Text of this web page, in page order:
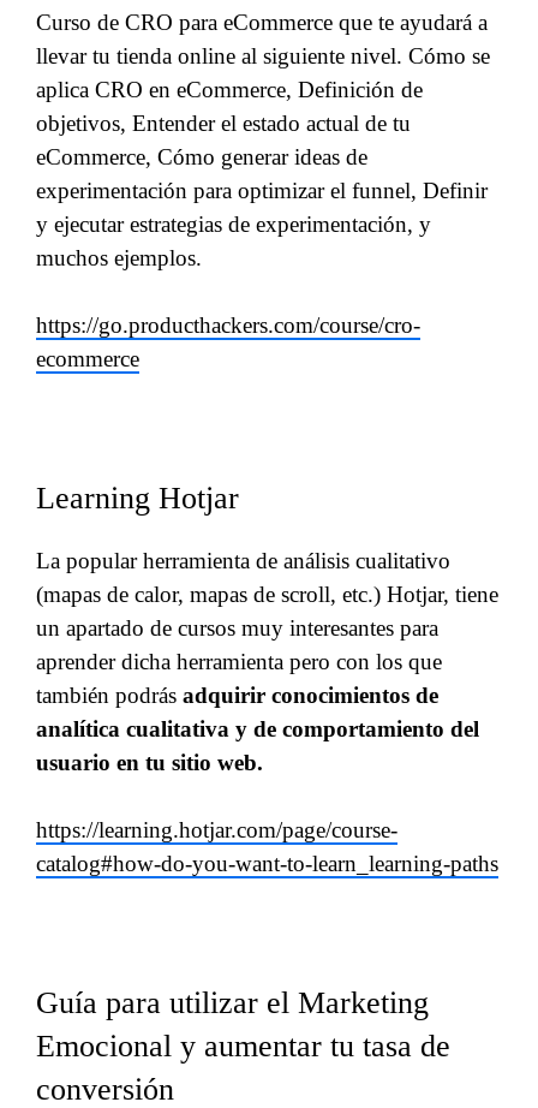
Curso de CRO para eCommerce que te ayudará a
llevar tu tienda online al siguiente nivel. Cómo se
aplica CRO en eCommerce, Definición de
objetivos, Entender el estado actual de tu
eCommerce, Cómo generar ideas de
experimentación para optimizar el funnel, Definir
y ejecutar estrategias de experimentación, y
muchos ejemplos.
https://go.producthackers.com/course/cro-
ecommerce
Learning Hotjar
La popular herramienta de análisis cualitativo
(mapas de calor, mapas de scroll, etc.) Hotjar, tiene
un apartado de cursos muy interesantes para
aprender dicha herramienta pero con los que
también podrás adquirir conocimientos de
analítica cualitativa y de comportamiento del
usuario en tu sitio web.
https://learning.hotjar.com/page/course-
catalog#how-do-you-want-to-learn_learning-paths
Guía para utilizar el Marketing
Emocional y aumentar tu tasa de
conversión